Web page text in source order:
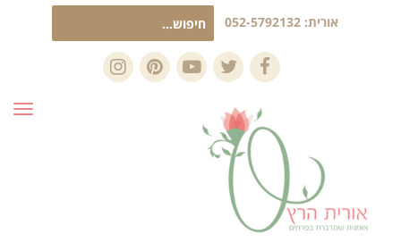
אורית: 052-5792132
עבור:
Facebook
Twitter
YouTube
Pinterest
Instagram